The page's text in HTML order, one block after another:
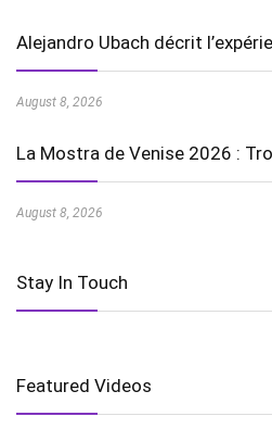
Alejandro Ubach décrit
August 8, 2026
La Mostra de Venise 2026 :
August 8, 2026
Stay In Touch
Featured Videos